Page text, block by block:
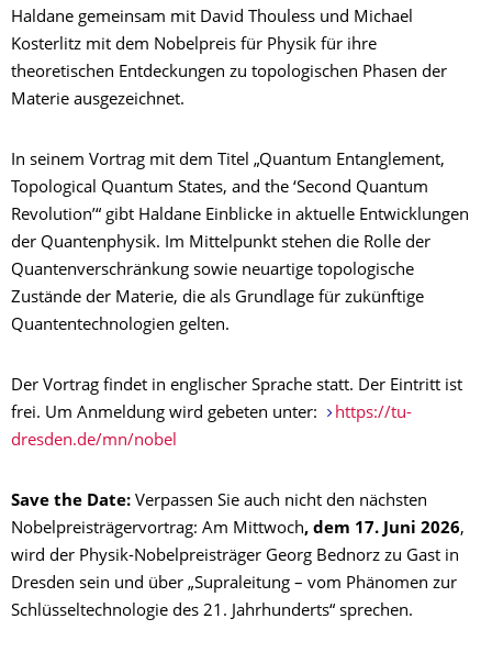
Haldane gemeinsam mit David Thouless und Michael
Kosterlitz mit dem Nobelpreis für Physik für ihre
theoretischen Entdeckungen zu topologischen Phasen der
Materie ausgezeichnet.
In seinem Vortrag mit dem Titel „Quantum Entanglement,
Topological Quantum States, and the ‘Second Quantum
Revolution’“ gibt Haldane Einblicke in aktuelle Entwicklungen
der Quantenphysik. Im Mittelpunkt stehen die Rolle der
Quantenverschränkung sowie neuartige topologische
Zustände der Materie, die als Grundlage für zukünftige
Quantentechnologien gelten.
Der Vortrag findet in englischer Sprache statt. Der Eintritt ist
frei. Um Anmeldung wird gebeten unter:
https://tu-
dresden.de/mn/nobel
Save the Date: Verpassen Sie auch nicht den nächsten
Nobelpreisträgervortrag: Am Mittwoch, dem 17. Juni 2026,
wird der Physik-Nobelpreisträger Georg Bednorz zu Gast in
Dresden sein und über „Supraleitung – vom Phänomen zur
Schlüsseltechnologie des 21. Jahrhunderts“ sprechen.